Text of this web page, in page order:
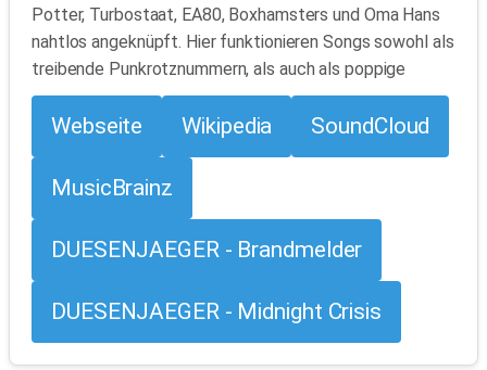
Potter, Turbostaat, EA80, Boxhamsters und Oma Hans
nahtlos angeknüpft. Hier funktionieren Songs sowohl als
treibende Punkrotznummern, als auch als poppige
Webseite Wikipedia SoundCloud
MusicBrainz
DUESENJAEGER - Brandmelder
DUESENJAEGER - Midnight Crisis